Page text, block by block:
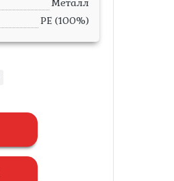
Металл
PE (100%)